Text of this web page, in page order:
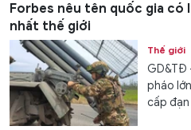
Forbes nêu tên quốc gia có
nhất thế giới
Thế giới
GD&TĐ
pháo
cấp